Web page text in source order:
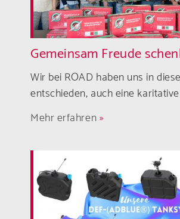
Gemeinsam Freude
Wir bei ROAD haben uns in
entschieden, auch eine
Mehr erfahren»